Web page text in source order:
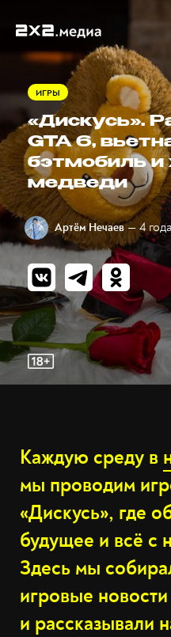
ИГРЫ
«Дискусь».
GTA 6,
бэтмобиль и
медведи
Артём Нечаев — 4
Каждую среду в
мы проводим
«Дискусь», где
будущее и всё с
Здесь мы
игровые
и рассказывали